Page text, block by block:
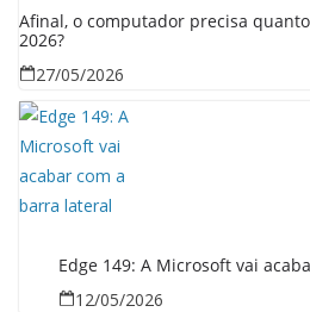
Afinal, o computador precisa
2026?
27/05/2026
Edge 149: A Microsoft vai
12/05/2026